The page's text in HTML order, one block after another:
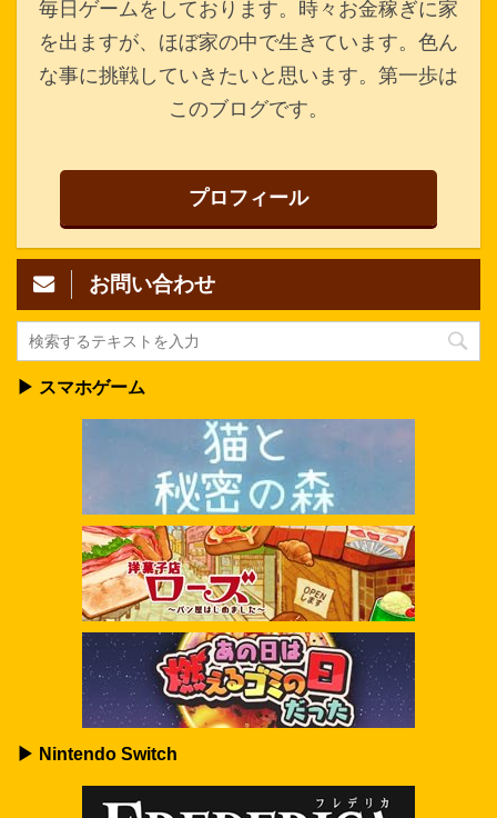
毎日ゲームをしております。時々お金稼ぎに家
を出ますが、ほぼ家の中で生きています。色ん
な事に挑戦していきたいと思います。第一歩は
このブログです。
プロフィール
お問い合わせ
▶ スマホゲーム
▶ Nintendo Switch